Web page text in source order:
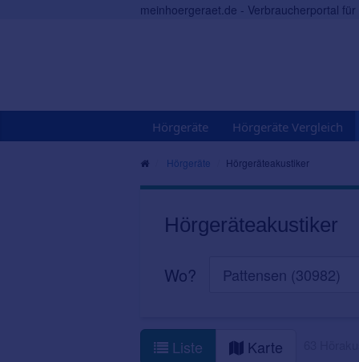
meinhoergeraet.de - Verbraucherportal
Hörgeräte Hörgeräte Vergleich
Hörgeräte Hörgeräteakustiker
Hörgeräteakustiker
Wo?
Liste Karte